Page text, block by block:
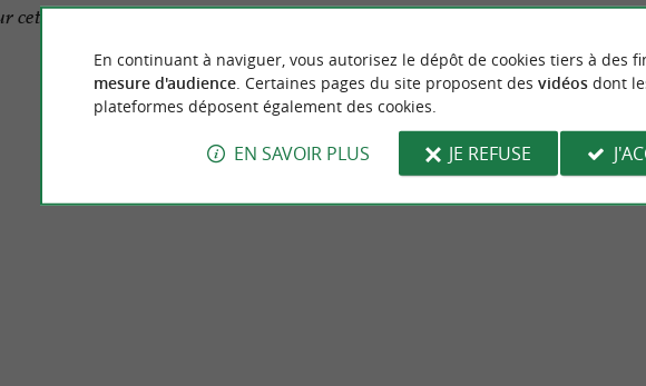
cette commune pour le moment...
En continuant à naviguer, vous autorisez le dépôt de cookies tiers à des
mesure d'audience. Certaines pages du site proposent des vidéosdont
plateformes déposent également des cookies.
EN SAVOIR PLUS JE REFUSE